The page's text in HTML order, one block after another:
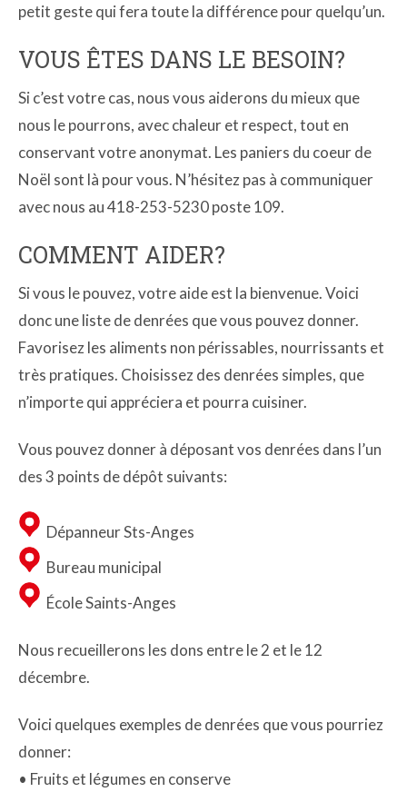
petit geste qui fera toute la différence pour quelqu’un.
VOUS ÊTES DANS LE BESOIN?
Si c’est votre cas, nous vous aiderons du mieux que
nous le pourrons, avec chaleur et respect, tout en
conservant votre anonymat. Les paniers du coeur de
Noël sont là pour vous. N’hésitez pas à communiquer
avec nous au 418-253-5230 poste 109.
COMMENT AIDER?
Si vous le pouvez, votre aide est la bienvenue. Voici
donc une liste de denrées que vous pouvez donner.
Favorisez les aliments non périssables, nourrissants et
très pratiques. Choisissez des denrées simples, que
n’importe qui appréciera et pourra cuisiner.
Vous pouvez donner à déposant vos denrées dans l’un
des 3 points de dépôt suivants:
Dépanneur Sts-Anges
Bureau municipal
École Saints-Anges
Nous recueillerons les dons entre le 2 et le 12
décembre.
Voici quelques exemples de denrées que vous pourriez
donner:
• Fruits et légumes en conserve